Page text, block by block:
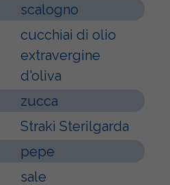
scalogno
cucchiai di olio
extravergine
d'oliva
zucca
Strakì Sterilgarda
pepe
sale